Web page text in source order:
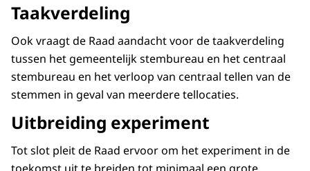
Taakverdeling
Ook vraagt de Raad aandacht voor de taakverdeling
tussen het gemeentelijk stembureau en het centraal
stembureau en het verloop van centraal tellen van de
stemmen in geval van meerdere tellocaties.
Uitbreiding experiment
Tot slot pleit de Raad ervoor om het experiment in de